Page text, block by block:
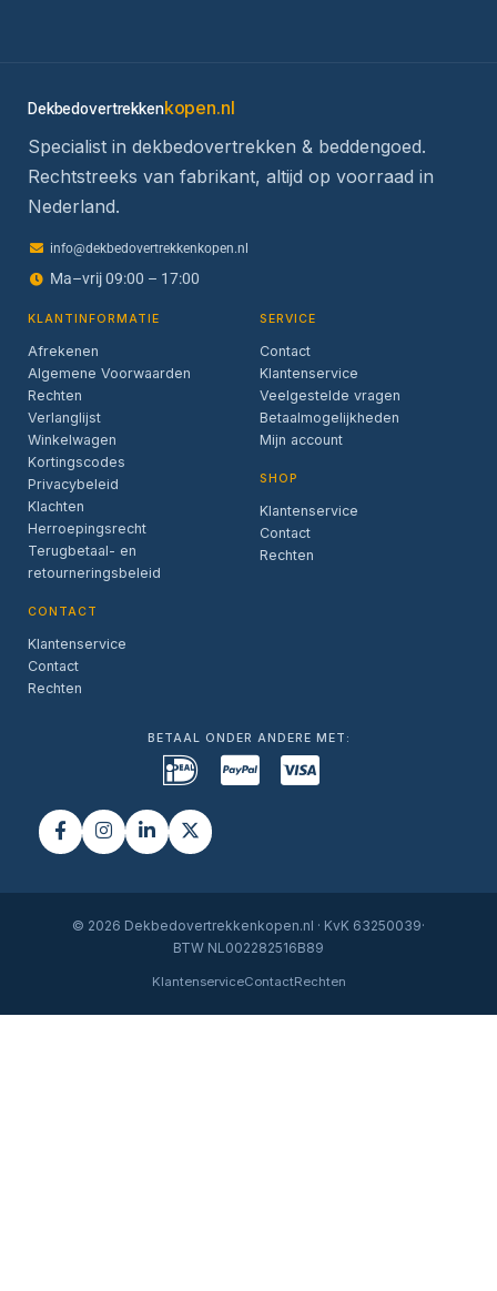
Dekbedovertrekkenkopen.nl
Specialist in dekbedovertrekken & beddengoed.
Rechtstreeks van fabrikant, altijd op voorraad in
Nederland.
info@dekbedovertrekkenkopen.nl
Ma–vrij 09:00 – 17:00
KLANTINFORMATIE
Afrekenen
Algemene Voorwaarden
Rechten
Verlanglijst
Winkelwagen
Kortingscodes
Privacybeleid
Klachten
Herroepingsrecht
Terugbetaal- en
retourneringsbeleid
CONTACT
Klantenservice
Contact
Rechten
SERVICE
Contact
Klantenservice
Veelgestelde vragen
Betaalmogelijkheden
Mijn account
SHOP
Klantenservice
Contact
Rechten
BETAAL ONDER ANDERE MET:
© 2026 Dekbedovertrekkenkopen.nl · KvK 63250039·
BTW NL002282516B89
KlantenserviceContactRechten